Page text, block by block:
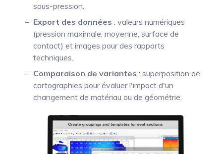
sous-pression.
Export des données : valeurs numériques
(pression maximale, moyenne, surface de
contact) et images pour des rapports
techniques.
Comparaison de variantes : superposition de
cartographies pour évaluer l'impact d'un
changement de matériau ou de géométrie.